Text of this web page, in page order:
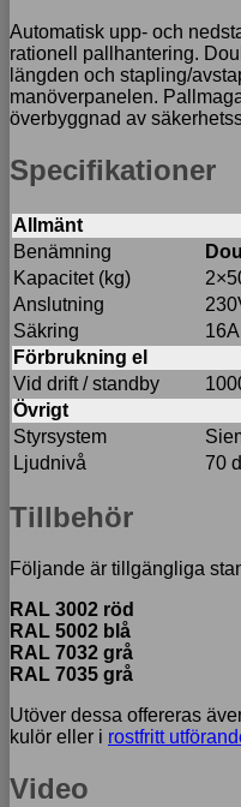
Automatisk upp- och
rationell pallhantering.
längden och stapling/
manöverpanelen.
överbyggnad av
Specifikationer
Allmänt
Benämning
Kapacitet (kg)
Anslutning
Säkring
Förbrukning el
Vid drift / standby
Övrigt
Styrsystem
Ljudnivå
70
Tillbehör
Följande är tillgängliga
RAL 3002 röd
RAL 5002 blå
RAL 7032 grå
RAL 7035 grå
Utöver dessa offereras
kulör eller i rostfritt
Video